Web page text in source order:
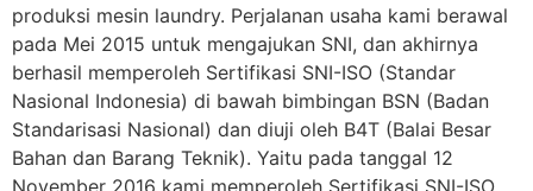
produksi mesin laundry. Perjalanan usaha kami berawal
pada Mei 2015 untuk mengajukan SNI, dan akhirnya
berhasil memperoleh Sertifikasi SNI-ISO (Standar
Nasional Indonesia) di bawah bimbingan BSN (Badan
Standarisasi Nasional) dan diuji oleh B4T (Balai Besar
Bahan dan Barang Teknik). Yaitu pada tanggal 12
November 2016 kami memperoleh Sertifikasi SNI-ISO